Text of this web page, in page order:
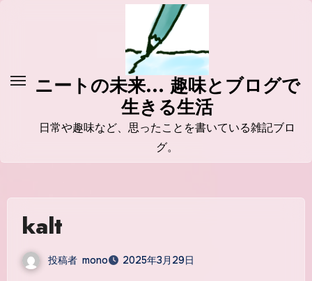
ッ
ニートの未来... 趣味とブログで
生きる生活
日常や趣味など、思ったことを書いている雑記ブロ
グ。
kalt
投稿者 mono 2025年3月29日